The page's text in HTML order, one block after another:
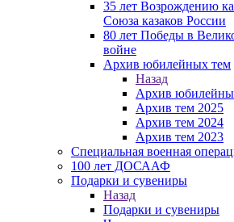
35 лет Возрождению
Союза казаков России
80 лет Победы в
войне
Архив юбилейных тем
Назад
Архив
Архив тем 2025
Архив тем 2024
Архив тем 2023
Специальная военная
100 лет ДОСААФ
Подарки и сувениры
Назад
Подарки и сувениры